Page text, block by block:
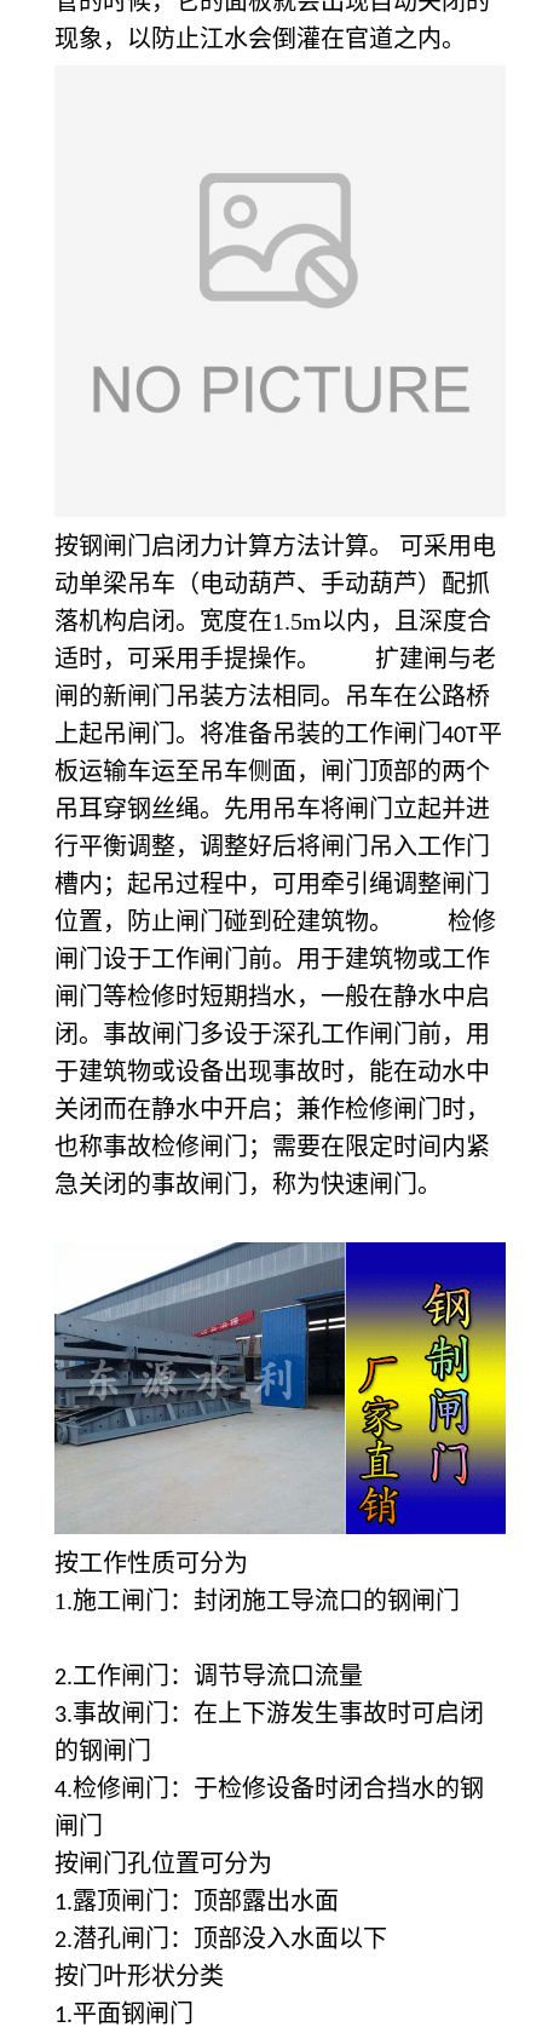
现象，以防止江水会倒灌在官道之内。
按钢闸门启闭力计算方法计算。
可采用电
动单梁吊车（电动葫芦、手动葫芦）配抓
落机构启闭。宽度在1.5m以内，且深度合
适时，可采用手提操作。 扩建闸与老
闸的新闸门吊装方法相同。吊车在公路桥
上起吊闸门。将准备吊装的工作闸门 40T平
板运输车运至吊车侧面，闸门顶部的两个
吊耳穿钢丝绳。先用吊车将闸门立起并进
行平衡调整，调整好后将闸门吊入工作门
槽内；起吊过程中，可用牵引绳调整闸门
位置，防止闸门碰到砼建筑物。 检修
闸门设于工作闸门前。用于建筑物或工作
闸门等检修时短期挡水，一般在静水中启
闭。事故闸门多设于深孔工作闸门前，用
于建筑物或设备出现事故时，能在动水中
关闭而在静水中开启；兼作检修闸门时，
也称事故检修闸门；需要在限定时间内紧
急关闭的事故闸门，称为快速闸门。
按工作性质可分为
1.施工闸门：封闭施工导流口的钢闸门
2.工作闸门：调节导流口流量
3.事故闸门：在上下游发生事故时可启闭
的钢闸门
4.检修闸门：于检修设备时闭合挡水的钢
闸门
按闸门孔位置可分为
1.露顶闸门：顶部露出水面
2.潜孔闸门：顶部没入水面以下
按门叶形状分类
1.平面钢闸门